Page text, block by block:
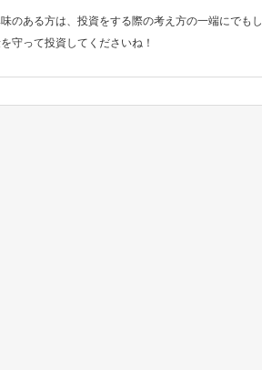
のある方は、投資をする際の考え方の一端にでもし
守って投資してくださいね！